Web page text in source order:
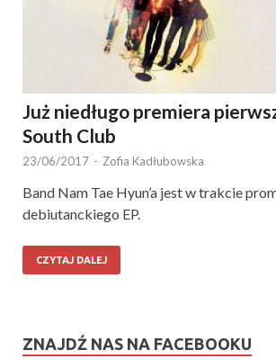
Już niedługo premiera
South Club
23/06/2017 - Zofia Kadłubowska
Band Nam Tae Hyun’a jest w trakcie
debiutanckiego EP.
CZYTAJ DALEJ
ZNAJDŹ NAS NA FACEBOOKU